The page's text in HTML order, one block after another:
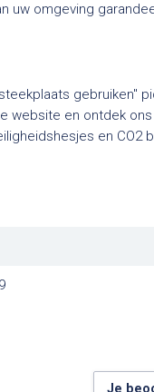
uw omgeving
gebruiken"
website en ontdek
en CO2
Je